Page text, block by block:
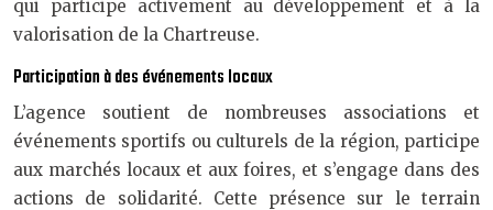
qui participe activement au développement et à la
valorisation de la Chartreuse.
Participation à des événements locaux
L’agence soutient de nombreuses associations et
événements sportifs ou culturels de la région, participe
aux marchés locaux et aux foires, et s’engage dans des
actions de solidarité. Cette présence sur le terrain